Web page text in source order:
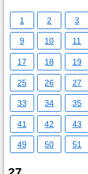
1 2 3
9 10 11
17 18 19
25 26 27
33 34 35
41 42 43
49 50 51